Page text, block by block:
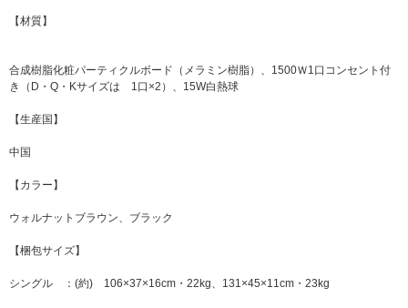
【材質】
合成樹脂化粧パーティクルボード（メラミン樹脂）、1500Ｗ1口コンセント付
き（D・Q・Kサイズは 1口×2）、15W白熱球
【生産国】
中国
【カラー】
ウォルナットブラウン、ブラック
【梱包サイズ】
シングル ：(約) 106×37×16cm・22kg、131×45×11cm・23kg